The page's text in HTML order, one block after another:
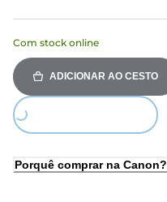
Com stock online
ADICIONAR AO CESTO
Loading...
Porquê comprar na Canon?